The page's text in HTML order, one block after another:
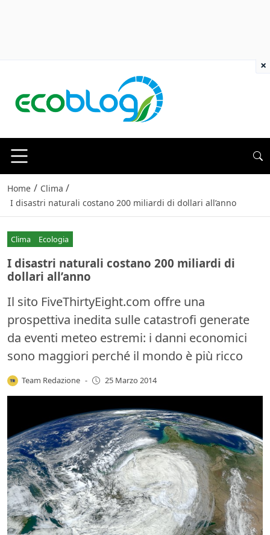
Home / Clima /
I disastri naturali costano 200 miliardi di dollari all’anno
Clima Ecologia
I disastri naturali costano 200 miliardi di
dollari all’anno
Il sito FiveThirtyEight.com offre una
prospettiva inedita sulle catastrofi generate
da eventi meteo estremi: i danni economici
sono maggiori perché il mondo è più ricco
Team Redazione - 25 Marzo 2014
×